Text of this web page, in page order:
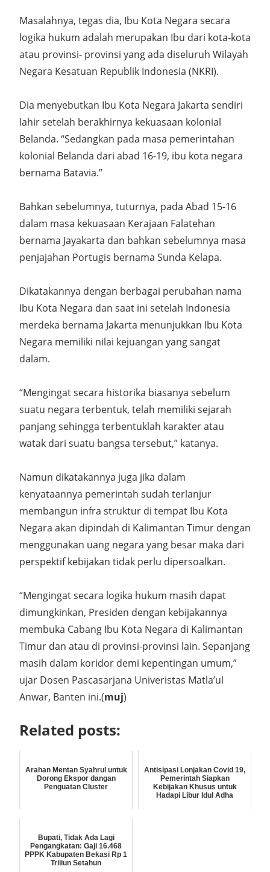
Masalahnya, tegas dia, Ibu Kota Negara secara
logika hukum adalah merupakan Ibu dari kota-kota
atau provinsi- provinsi yang ada diseluruh Wilayah
Negara Kesatuan Republik Indonesia (NKRI).
Dia menyebutkan Ibu Kota Negara Jakarta sendiri
lahir setelah berakhirnya kekuasaan kolonial
Belanda. “Sedangkan pada masa pemerintahan
kolonial Belanda dari abad 16-19, ibu kota negara
bernama Batavia.”
Bahkan sebelumnya, tuturnya, pada Abad 15-16
dalam masa kekuasaan Kerajaan Falatehan
bernama Jayakarta dan bahkan sebelumnya masa
penjajahan Portugis bernama Sunda Kelapa.
Dikatakannya dengan berbagai perubahan nama
Ibu Kota Negara dan saat ini setelah Indonesia
merdeka bernama Jakarta menunjukkan Ibu Kota
Negara memiliki nilai kejuangan yang sangat
dalam.
“Mengingat secara historika biasanya sebelum
suatu negara terbentuk, telah memiliki sejarah
panjang sehingga terbentuklah karakter atau
watak dari suatu bangsa tersebut,” katanya.
Namun dikatakannya juga jika dalam
kenyataannya pemerintah sudah terlanjur
membangun infra struktur di tempat Ibu Kota
Negara akan dipindah di Kalimantan Timur dengan
menggunakan uang negara yang besar maka dari
perspektif kebijakan tidak perlu dipersoalkan.
“Mengingat secara logika hukum masih dapat
dimungkinkan, Presiden dengan kebijakannya
membuka Cabang Ibu Kota Negara di Kalimantan
Timur dan atau di provinsi-provinsi lain. Sepanjang
masih dalam koridor demi kepentingan umum,”
ujar Dosen Pascasarjana Univeristas Matla’ul
Anwar, Banten ini.(muj)
Related posts:
Arahan Mentan Syahrul untuk
Dorong Ekspor dangan
Penguatan Cluster
Antisipasi Lonjakan Covid 19,
Pemerintah Siapkan
Kebijakan Khusus untuk
Hadapi Libur Idul Adha
Bupati, Tidak Ada Lagi
Pengangkatan: Gaji 16.468
PPPK Kabupaten Bekasi Rp 1
Triliun Setahun